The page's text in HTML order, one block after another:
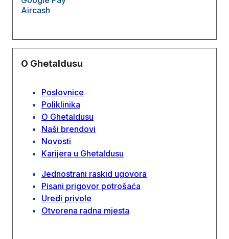
Aircash
O Ghetaldusu
Poslovnice
Poliklinika
O Ghetaldusu
Naši brendovi
Novosti
Karijera u Ghetaldusu
Jednostrani raskid ugovora
Pisani prigovor potrošaća
Uredi privole
Otvorena radna mjesta